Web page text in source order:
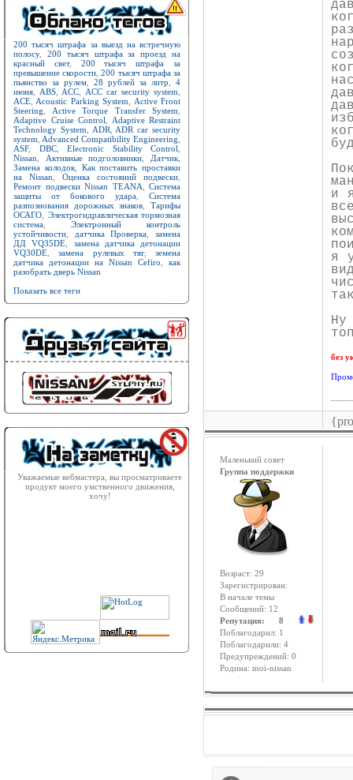
200 тысяч штрафа за выезд на встречную
полосу, 200 тысяч штрафа за проезд на
красный свет, 200 тысяч штрафа за
превышение скорости ,200 тысяч штрафа за
пьянство за рулем
28 рублей за литр
4
июня
ABS ACC ACC car security system
ACE Acoustic Parking System
Active Front
Steering
Active Torque Transfer System
Adaptive Cruise Control
Adaptive Restraint
Technology System
ADR
ADR car security
system Advanced Compatibility Engineering
ASF, DBC, Electronic Stability Control
Nissan
Активные подголовники Датчик
Замена колодок, Как поставить проставки
на Nissan
Оценка состояний подвески
Ремонт подвески Nissan TEANA
Система
защиты от бокового удара
Система
разпознования дорожных знаков ,Тарифы
ОСАГО
Электрогидравлическая тормозная
система
Электронный контроль
устойчивости
датчика Проверка ,замена
ДД VQ35DE
замена датчика детонации
VQ30DE ,замена рулевых тяг, земена
датчика детонации на Nissan Cefiro
как
разобрать дверь Nissan
Показать все теги
Уважаемые вебмастера, вы просматриваете
продукт моего умственного движения,
хочу!
и
я
без
Маленький совет
Группа поддержки
Возраст: 29
Зарегистрирован:
В начале темы
Сообщений: 12
Репутация: 8
Поблагодарил: 1
Поблагодарили: 4
Предупреждений: 0
Родина: moi-nissan